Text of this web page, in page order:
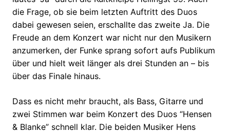
die Frage, ob sie beim letzten Auftritt des Duos
dabei gewesen seien, erschallte das zweite Ja. Die
Freude an dem Konzert war nicht nur den Musikern
anzumerken, der Funke sprang sofort aufs Publikum
über und hielt weit länger als drei Stunden an – bis
über das Finale hinaus.
Dass es nicht mehr braucht, als Bass, Gitarre und
zwei Stimmen war beim Konzert des Duos “Hensen
& Blanke” schnell klar. Die beiden Musiker Hens